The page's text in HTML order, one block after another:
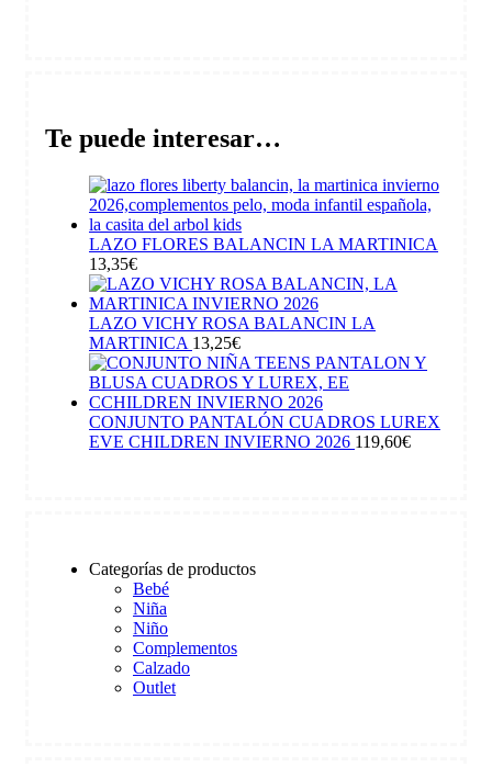
Te puede interesar…
LAZO FLORES BALANCIN LA MARTINICA
13,35€
LAZO VICHY ROSA BALANCIN LA
MARTINICA 13,25€
CONJUNTO PANTALÓN CUADROS LUREX
EVE CHILDREN INVIERNO 2026 119,60€
Categorías de productos
Bebé
Niña
Niño
Complementos
Calzado
Outlet